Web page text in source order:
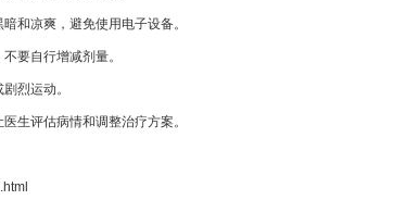
凉爽，避免使用电子设备。
要自行增减剂量。
烈运动。
评估病情和调整治疗方案。